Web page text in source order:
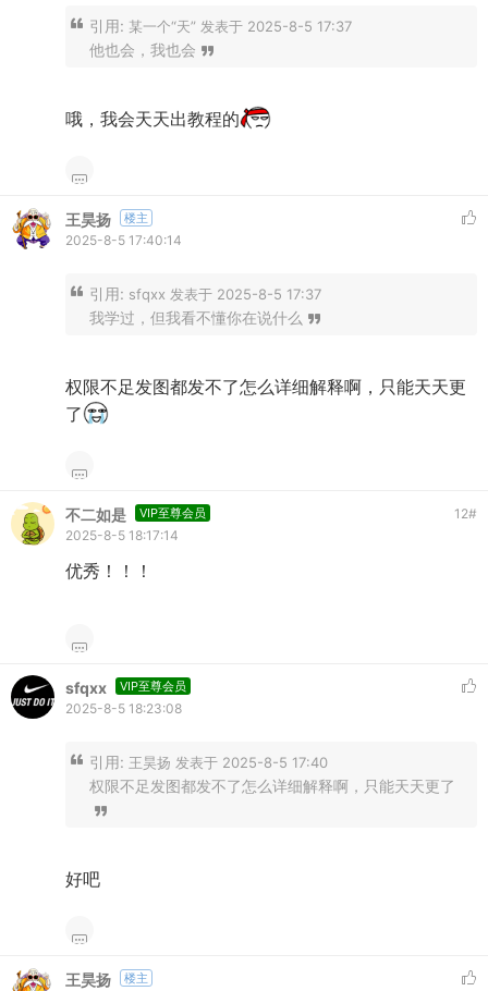
引用: 某一个“天” 发表于 2025-8-5 17:37
他也会，我也会
哦，我会天天出教程的
王昊扬 楼主
2025-8-5 17:40:14
引用: sfqxx 发表于 2025-8-5 17:37
我学过，但我看不懂你在说什么
权限不足发图都发不了怎么详细解释啊，只能天天更
了
不二如是 VIP至尊会员 12#
2025-8-5 18:17:14
优秀！！！
sfqxx VIP至尊会员
2025-8-5 18:23:08
引用: 王昊扬 发表于 2025-8-5 17:40
权限不足发图都发不了怎么详细解释啊，只能天天更了
好吧
王昊扬 楼主